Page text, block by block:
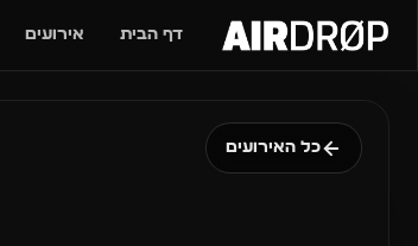
דף הבית אירועים
כל האירועים